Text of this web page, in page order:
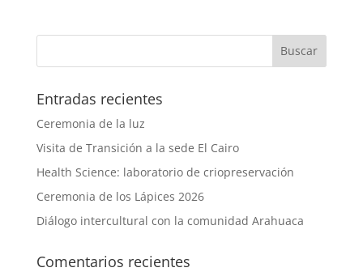
Entradas recientes
Ceremonia de la luz
Visita de Transición a la sede El Cairo
Health Science: laboratorio de criopreservación
Ceremonia de los Lápices 2026
Diálogo intercultural con la comunidad Arahuaca
Comentarios recientes